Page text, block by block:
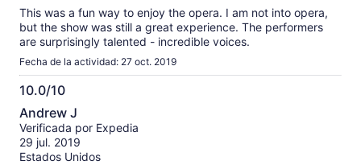
This was a fun way to enjoy the opera. I am not into opera,
but the show was still a great experience. The performers
are surprisingly talented - incredible voices.
Fecha de la actividad: 27 oct. 2019
10.0/10
10.0
de
10
Andrew J
Verificada por Expedia
29 jul. 2019
Estados Unidos